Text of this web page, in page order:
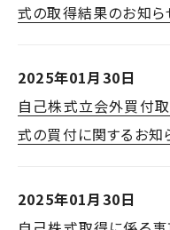
式の取得結果のお知ら
2025年01月30日
自己株式立会外買付
式の買付に関するお知
2025年01月30日